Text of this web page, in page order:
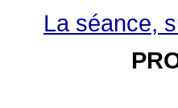
La séance,